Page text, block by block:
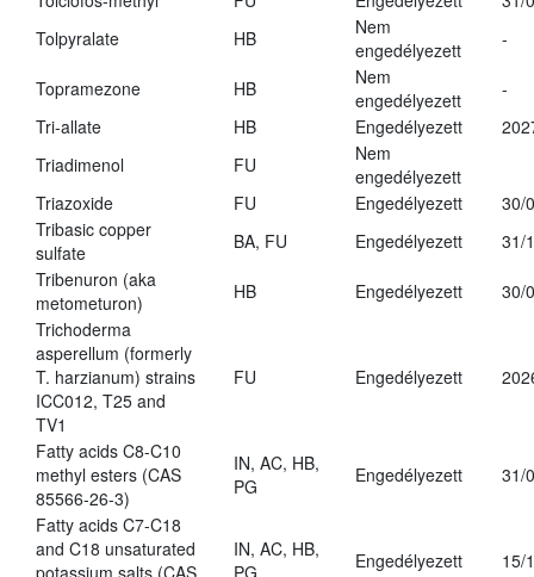
Tolpyralate
HB
Nem
engedélyezett
-
Topramezone HB
Nem
engedélyezett
-
Tri-allate
HB Engedélyezett
Triadimenol
FU
Nem
engedélyezett
Triazoxide
FU Engedélyezett
30/
Tribasic copper
sulfate
BA, FU Engedélyezett
31/
Tribenuron (aka
metometuron)
HB Engedélyezett
30/
Trichoderma
asperellum (formerly
T. harzianum) strains
ICC012, T25 and
TV1
FU Engedélyezett
Fatty acids C8-C10
methyl esters (CAS
85566-26-3)
IN, AC, HB,
PG
Engedélyezett 31/
Fatty acids C7-C18
and C18 unsaturated
IN, AC, HB,
Engedélyezett 15/